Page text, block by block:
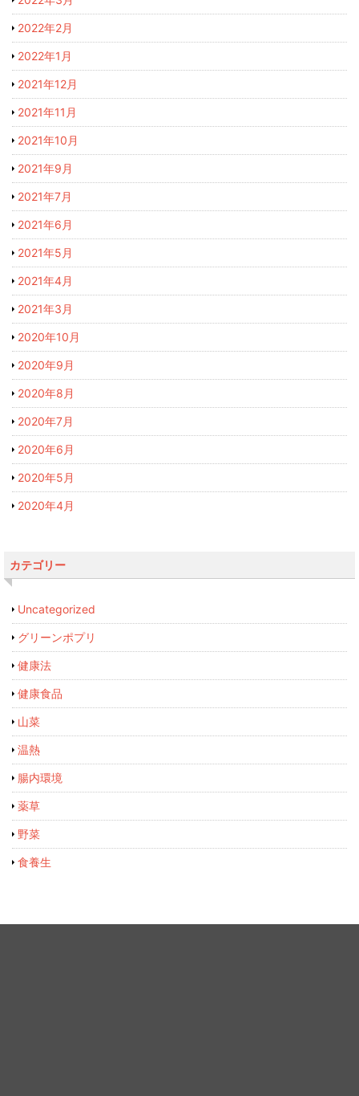
2022年2月
2022年1月
2021年12月
2021年11月
2021年10月
2021年9月
2021年7月
2021年6月
2021年5月
2021年4月
2021年3月
2020年10月
2020年9月
2020年8月
2020年7月
2020年6月
2020年5月
2020年4月
カテゴリー
Uncategorized
グリーンポプリ
健康法
健康食品
山菜
温熱
腸内環境
薬草
野菜
食養生